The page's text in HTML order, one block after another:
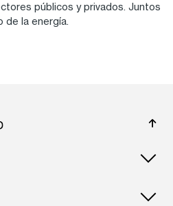
públicos y privados. Juntos
de la energía.